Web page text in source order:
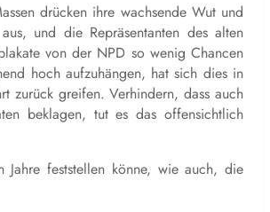
drücken ihre wachsende Wut und
und die Repräsentanten des alten
von der NPD so wenig Chancen
hoch aufzuhängen, hat sich dies in
zurück greifen. Verhindern, dass auch
beklagen, tut es das offensichtlich
feststellen könne, wie auch, die